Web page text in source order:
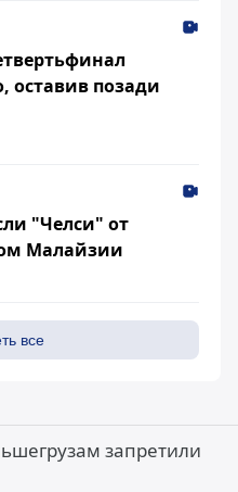
запретили